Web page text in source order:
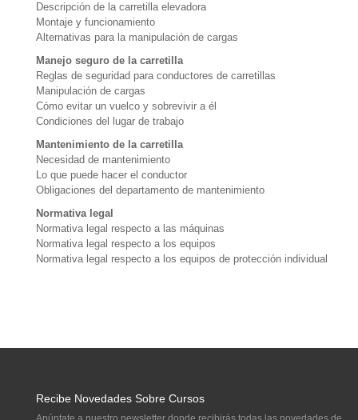
Descripción de la carretilla elevadora
Montaje y funcionamiento
Alternativas para la manipulación de cargas
Manejo seguro de la carretilla
Reglas de seguridad para conductores de carretillas
Manipulación de cargas
Cómo evitar un vuelco y sobrevivir a él
Condiciones del lugar de trabajo
Mantenimiento de la carretilla
Necesidad de mantenimiento
Lo que puede hacer el conductor
Obligaciones del departamento de mantenimiento
Normativa legal
Normativa legal respecto a las máquinas
Normativa legal respecto a los equipos
Normativa legal respecto a los equipos de protección individual
Recibe Novedades Sobre Cursos